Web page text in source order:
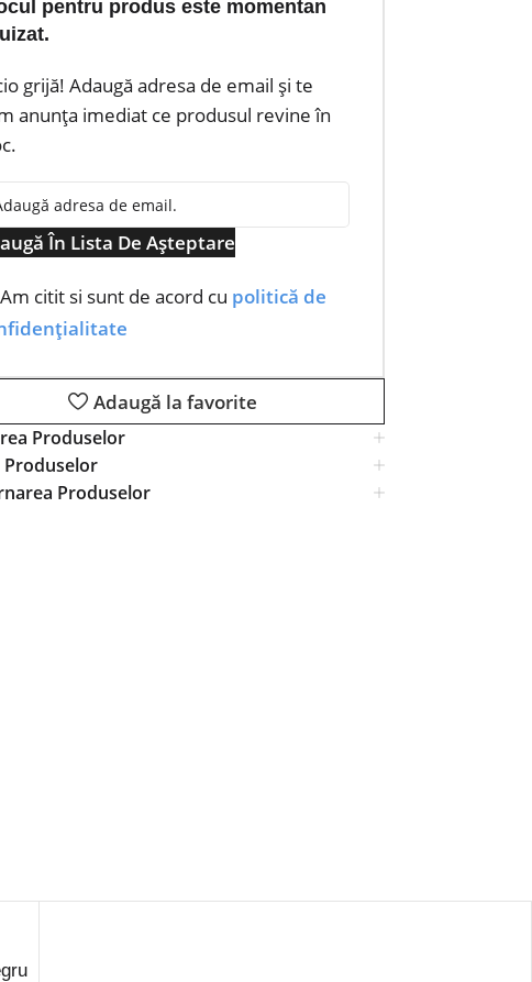
pentru produs este momentan
grijă! Adaugă adresa de email și te
anunța imediat ce produsul revine în
În Lista De Așteptare
Am citit si sunt de acord cu politică de
Adaugă la favorite
Produselor
Produselor
Produselor